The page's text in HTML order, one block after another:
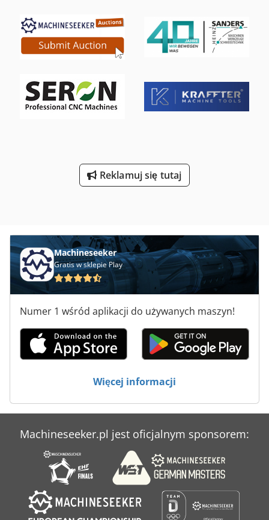
kg Maksymalne wymiary (denester): 1450 x 1650 mm Maks.
wymiary (układarka): 1250 x 1650 mm Wysokość palety min:
140 mm
Reklamuj się tutaj
Machineseeker
Gratis w sklepie Play
Numer 1 wśród aplikacji do używanych maszyn!
Więcej informacji
Machineseeker.pl jest oficjalnym sponsorem: